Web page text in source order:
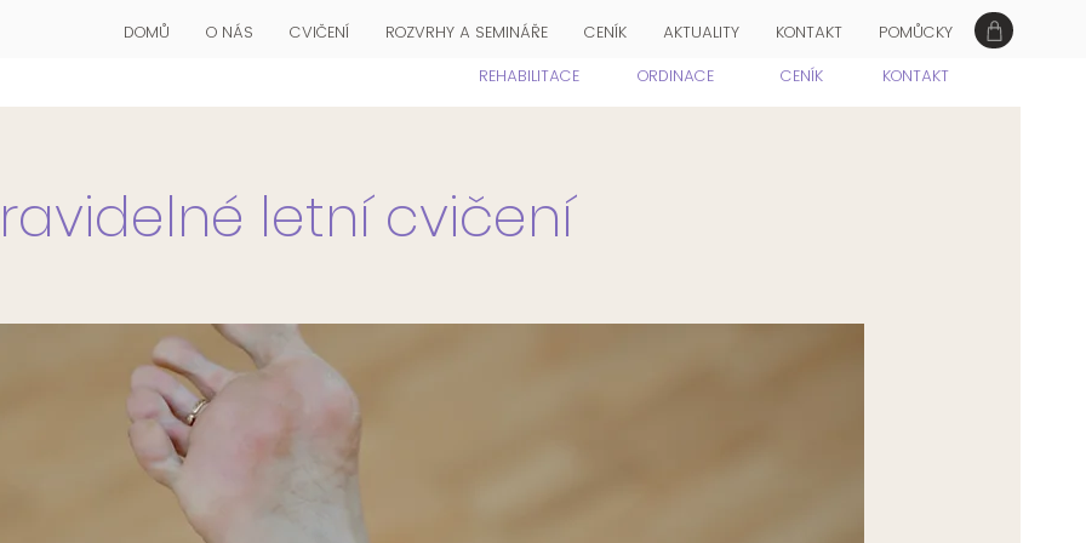
DOMŮ O NÁS CVIČENÍ ROZVRHY A SEMINÁŘE CENÍK AKTUALITY KONTAKT
POMŮCKY
REHABILITACE
ORDINACE CENÍK KONTAKT
letní cvičení